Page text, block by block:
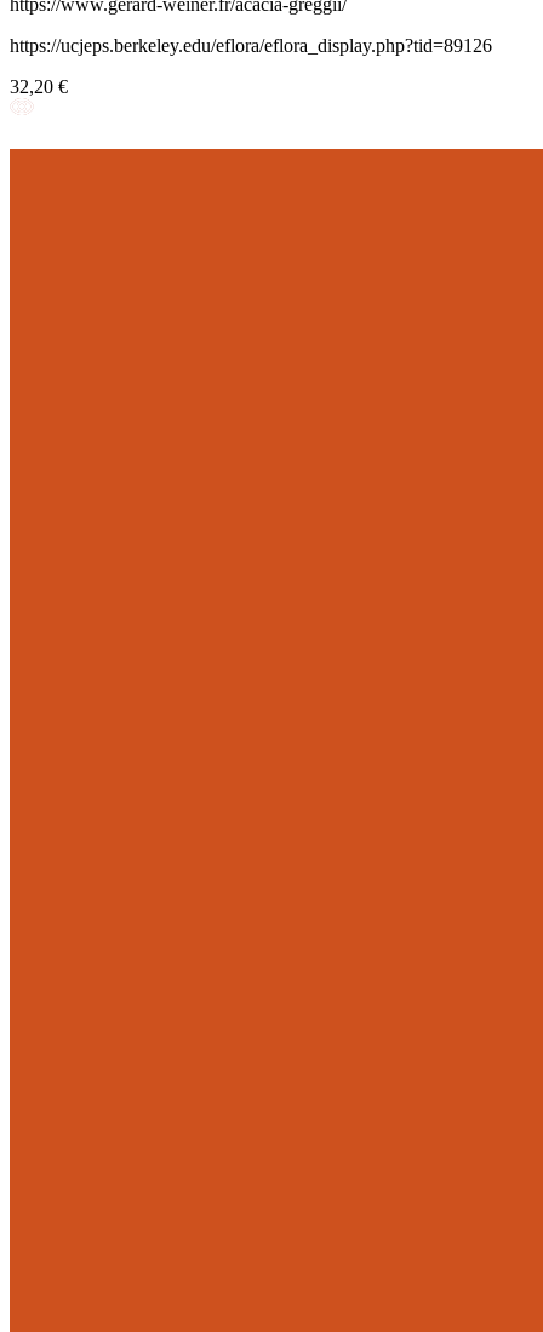
https://www.gerard-weiner.fr/acacia-greggii/
https://ucjeps.berkeley.edu/eflora/eflora_display.php?tid=89126
32,20 €